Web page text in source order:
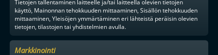
Tietojen tallentaminen laitteelle ja/tai laitteella olevien tietojen
käyttö, Mainonnan tehokkuuden mittaaminen, Sisällön tehokkuuden
mittaaminen, Yleisöjen ymmärtäminen eri lähteistä peräisin olevien
tietojen, tilastojen tai yhdistelmien avulla.
Markkinointi